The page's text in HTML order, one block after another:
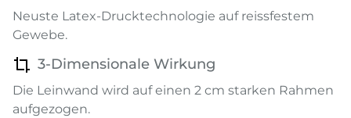
Neuste Latex-Drucktechnologie auf reissfestem
Gewebe.
3-Dimensionale Wirkung
Die Leinwand wird auf einen 2 cm starken Rahmen
aufgezogen.